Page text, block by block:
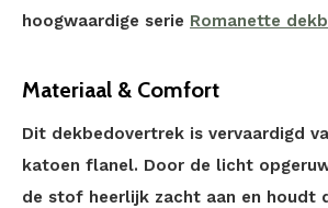
hoogwaardige serie Romanette
Materiaal & Comfort
Dit dekbedovertrek is vervaardigd
katoen flanel. Door de licht
de stof heerlijk zacht aan en houdt